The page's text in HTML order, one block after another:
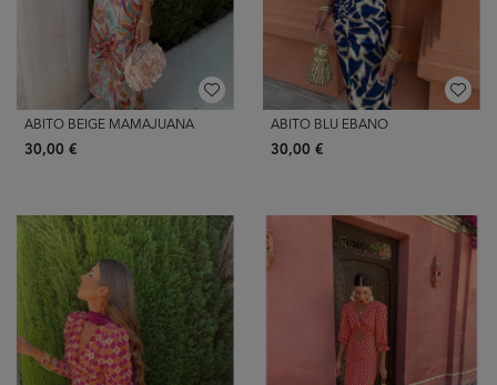
ABITO BEIGE MAMAJUANA
30,00 €
ABITO BLU EBANO
30,00 €